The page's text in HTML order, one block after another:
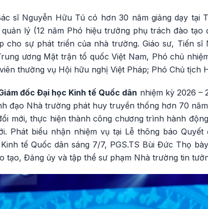
sĩ Nguyễn Hữu Tú có hơn 30 năm giảng dạy tại
lý (12 năm Phó hiệu trưởng phụ trách đào
cho sự phát triển của nhà trường. Giáo sư, Tiến
ương Mặt trận tổ quốc Việt Nam, Phó chủ
thường vụ Hội hữu nghị Việt Pháp; Phó Chủ tịch
đốc Đại học Kinh tế Quốc dân nhiệm kỳ 2026 –
đạo Nhà trường phát huy truyền thống hơn 70
mới, thực hiện thành công chương trình hành
Phát biểu nhận nhiệm vụ tại Lễ thông báo
tế Quốc dân sáng 7/7, PGS.TS Bùi Đức Thọ
tạo, Đảng ủy và tập thể sư phạm Nhà trường tin